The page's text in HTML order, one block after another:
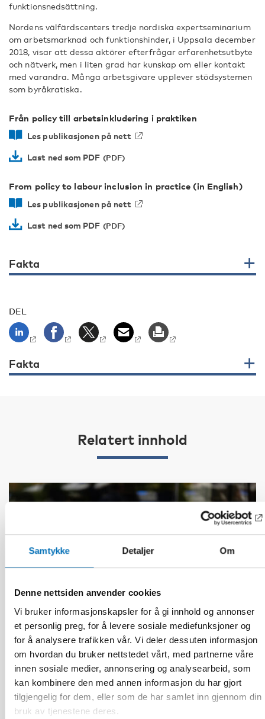
Samtykke Detaljer Om
Denne nettsiden anvender cookies
Vi bruker informasjonskapsler for å gi innhold og annonser
et personlig preg, for å levere sosiale mediefunksjoner og
for å analysere trafikken vår. Vi deler dessuten informasjon
om hvordan du bruker nettstedet vårt, med partnerne våre
innen sosiale medier, annonsering og analysearbeid, som
kan kombinere den med annen informasjon du har gjort
tilgjengelig for dem, eller som de har samlet inn gjennom din
bruk av tjenestene deres.
funktionsnedsättning.
Nordens välfärdscenters tredje nordiska expertseminarium
om arbetsmarknad och funktionshinder, i Uppsala december
2018, visar att dessa aktörer efterfrågar erfarenhetsutbyte
och nätverk, men i liten grad har kunskap om eller kontakt
med varandra. Många arbetsgivare upplever stödsystemen
som byråkratiska.
Från policy till arbetsinkludering i praktiken
Les publikasjonen på nett
Last ned som PDF
From policy to labour inclusion in practice (in English)
Les publikasjonen på nett
Last ned som PDF
Fakta
DEL
Fakta
Relatert innhold
FUNKSJONSHINDER
17 jun 2026
“Active citizenship is not a privilege; it is a